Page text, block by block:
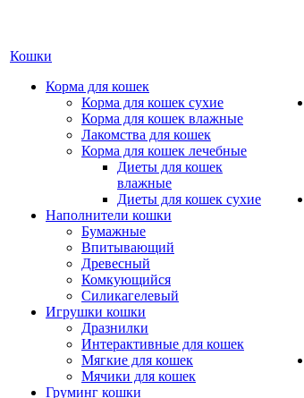
Кошки
Корма для кошек
Корма для кошек сухие
Корма для кошек влажные
Лакомства для кошек
Корма для кошек лечебные
Диеты для кошек
влажные
Диеты для кошек сухие
Наполнители кошки
Бумажные
Впитывающий
Древесный
Комкующийся
Силикагелевый
Игрушки кошки
Дразнилки
Интерактивные для кошек
Мягкие для кошек
Мячики для кошек
Груминг кошки